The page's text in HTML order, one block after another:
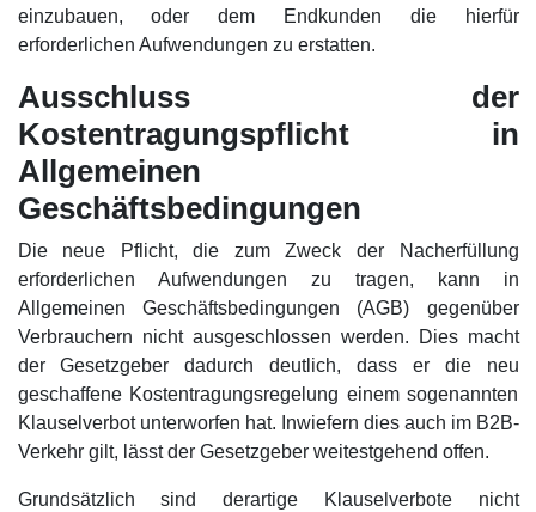
einzubauen, oder dem Endkunden die hierfür
erforderlichen Aufwendungen zu erstatten.
Ausschluss der
Kostentragungspflicht in
Allgemeinen
Geschäftsbedingungen
Die neue Pflicht, die zum Zweck der Nacherfüllung
erforderlichen Aufwendungen zu tragen, kann in
Allgemeinen Geschäftsbedingungen (AGB) gegenüber
Verbrauchern nicht ausgeschlossen werden. Dies macht
der Gesetzgeber dadurch deutlich, dass er die neu
geschaffene Kostentragungsregelung einem sogenannten
Klauselverbot unterworfen hat. Inwiefern dies auch im B2B-
Verkehr gilt, lässt der Gesetzgeber weitestgehend offen.
Grundsätzlich sind derartige Klauselverbote nicht